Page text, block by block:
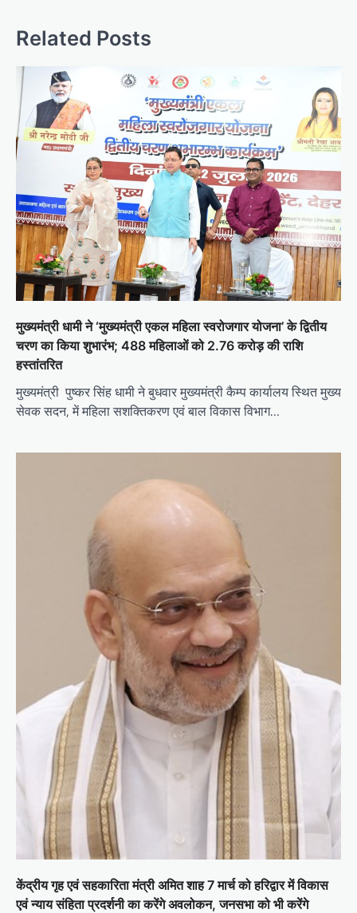
v
g
a
t
i
n
Related Posts
मुख्यमंत्री धामी ने ‘मुख्यमंत्री एकल महिला स्वरोजगार योजना’ के द्वितीय
चरण का किया शुभारंभ; 488 महिलाओं को 2.76 करोड़ की राशि
हस्तांतरित
मुख्यमंत्री पुष्कर सिंह धामी ने बुधवार मुख्यमंत्री कैम्प कार्यालय स्थित मुख्य
सेवक सदन, में महिला सशक्तिकरण एवं बाल विकास विभाग…
केंद्रीय गृह एवं सहकारिता मंत्री अमित शाह 7 मार्च को हरिद्वार में विकास
एवं न्याय संहिता प्रदर्शनी का करेंगे अवलोकन, जनसभा को भी करेंगे